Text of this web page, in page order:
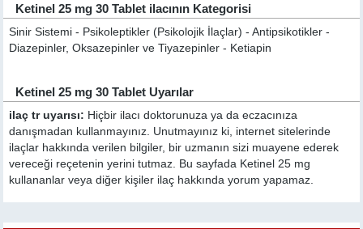
Ketinel 25 mg 30 Tablet ilacının Kategorisi
Sinir Sistemi - Psikoleptikler (Psikolojik İlaçlar) - Antipsikotikler -
Diazepinler, Oksazepinler ve Tiyazepinler - Ketiapin
Ketinel 25 mg 30 Tablet Uyarılar
ilaç tr uyarısı: Hiçbir ilacı doktorunuza ya da eczacınıza
danışmadan kullanmayınız. Unutmayınız ki, internet sitelerinde
ilaçlar hakkında verilen bilgiler, bir uzmanın sizi muayene ederek
vereceği reçetenin yerini tutmaz. Bu sayfada Ketinel 25 mg
kullananlar veya diğer kişiler ilaç hakkında yorum yapamaz.